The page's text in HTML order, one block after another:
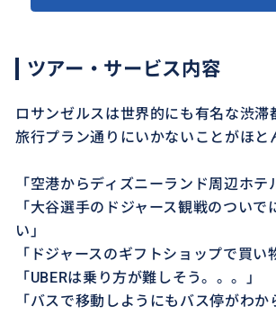
ツアー・サービス内容
ロサンゼルスは世界的にも有名な渋滞
旅行プラン通りにいかないことがほと
「空港からディズニーランド周辺ホテ
「大谷選手のドジャース観戦のついで
い」
「ドジャースのギフトショップで買い
「UBERは乗り方が難しそう。。。」
「バスで移動しようにもバス停がわか